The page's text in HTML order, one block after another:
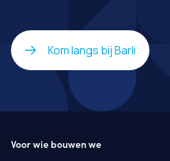
Kom langs bij Barli
Voor wie bouwen we